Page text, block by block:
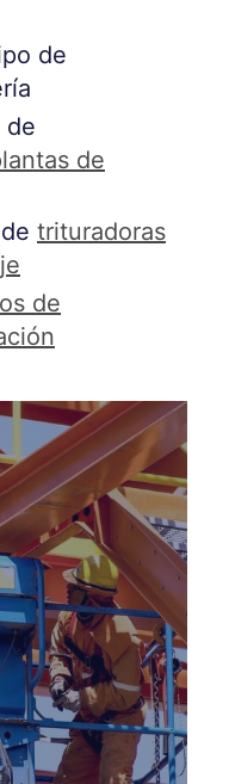
de
de
de
trituradoras
de